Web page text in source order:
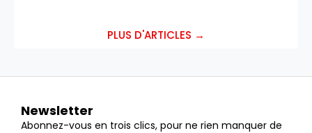
PLUS D'ARTICLES →
Newsletter
Abonnez-vous en trois clics, pour ne rien manquer de